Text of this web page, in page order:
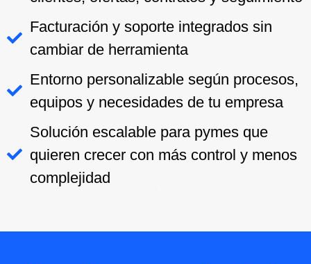
Facturación y soporte integrados sin
cambiar de herramienta
Entorno personalizable según procesos,
equipos y necesidades de tu empresa
Solución escalable para pymes que
quieren crecer con más control y menos
complejidad